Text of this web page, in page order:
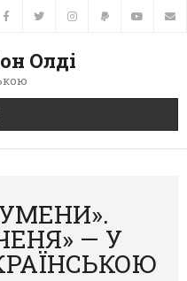
Олді
— У